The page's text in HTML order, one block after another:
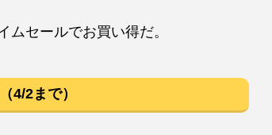
ムセールでお買い得だ。
4/2まで）